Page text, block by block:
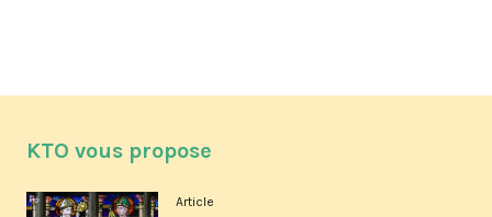
KTO vous propose
Article